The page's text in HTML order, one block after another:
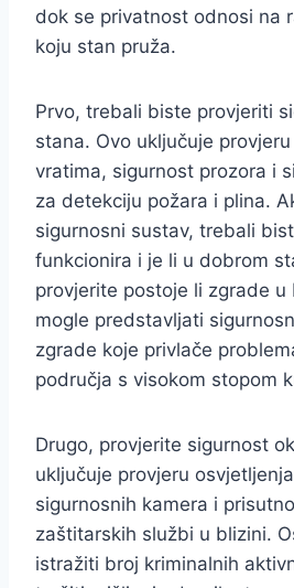
dok se privatnost odnosi na
koju stan pruža.
Prvo, trebali biste provjeriti
stana. Ovo uključuje
vratima, sigurnost prozora i
za detekciju požara i plina.
sigurnosni sustav, trebali
funkcionira i je li u dobrom
provjerite postoje li zgrade u
mogle predstavljati
zgrade koje privlače
područja s visokom stopom
Drugo, provjerite sigurnost
uključuje provjeru
sigurnosnih kamera i
zaštitarskih službi u blizini.
istražiti broj kriminalnih